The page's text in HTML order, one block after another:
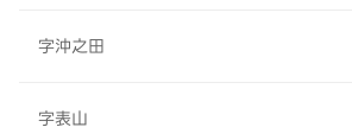
字沖之田
字表山